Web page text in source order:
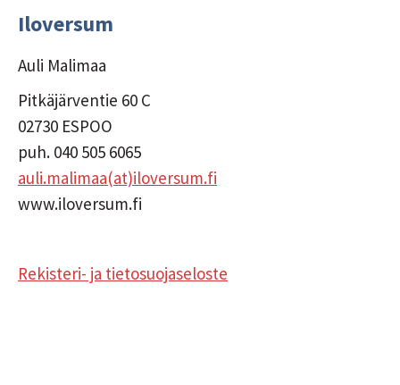
Iloversum
Auli Malimaa
Pitkäjärventie 60 C
02730 ESPOO
puh. 040 505 6065
auli.malimaa(at)iloversum.fi
www.iloversum.fi
Rekisteri- ja tietosuojaseloste